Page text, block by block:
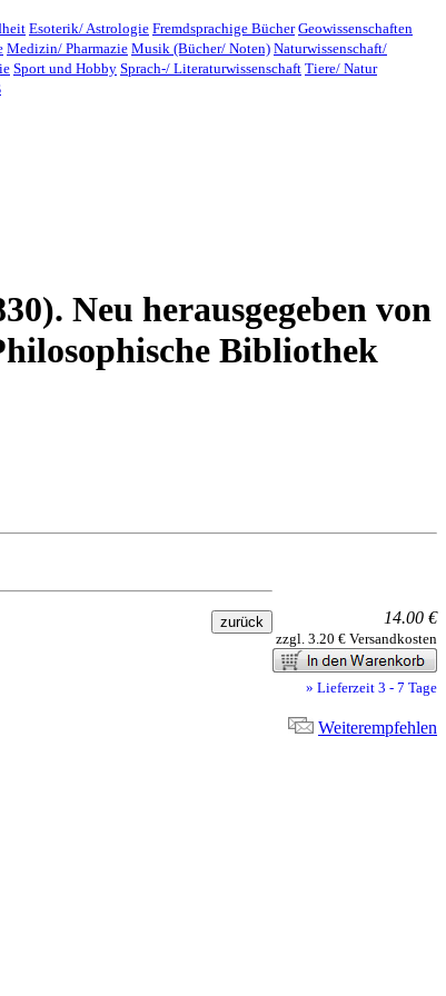
Esoterik/ Astrologie Fremdsprachige Bücher Geowissenschaften
Medizin/ Pharmazie Musik (Bücher/ Noten) Naturwissenschaft/
Sport und Hobby Sprach-/ Literaturwissenschaft Tiere/ Natur
Neu herausgegeben von
Bibliothek
14.00 €
zzgl. 3.20 € Versandkosten
» Lieferzeit 3 - 7 Tage
Weiterempfehlen